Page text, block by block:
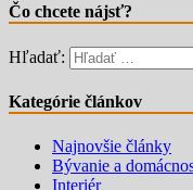
Čo chcete nájsť?
Hľadať:
Kategórie článkov
Najnovšie články
Bývanie a
Interiér